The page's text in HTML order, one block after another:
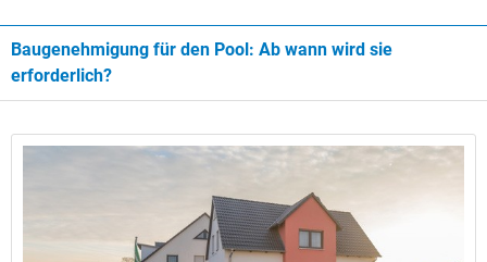
Baugenehmigung für den Pool: Ab wann wird sie
erforderlich?